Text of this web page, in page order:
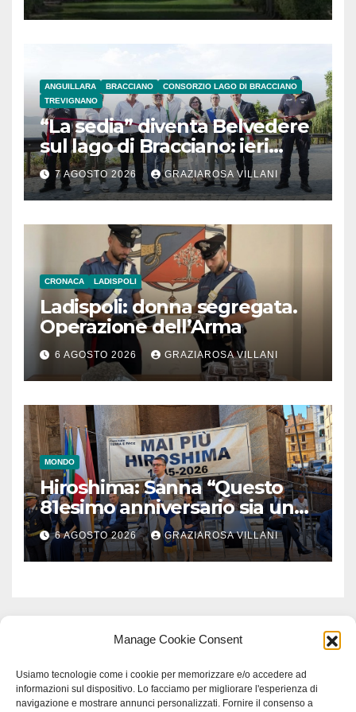
Manage Cookie Consent
Usiamo tecnologie come i cookie per memorizzare e/o accedere ad
informazioni sul dispositivo. Lo facciamo per migliorare l'esperienza di
navigazione e mostrare annunci personalizzati. Fornire il consenso a
ANGUILLARA BRACCIANO
CONSORZIO LAGO DI BRACCIANO
TREVIGNANO
“La sedia” diventa Belvedere
sul lago di Bracciano: ieri
l’inaugurazione
7 AGOSTO 2026 GRAZIAROSA VILLANI
CRONACA LADISPOLI
Ladispoli: donna segregata.
Operazione dell’Arma
6 AGOSTO 2026 GRAZIAROSA VILLANI
MONDO
Hiroshima: Sanna “Questo
81esimo anniversario sia un
monito per tutti”
6 AGOSTO 2026 GRAZIAROSA VILLANI